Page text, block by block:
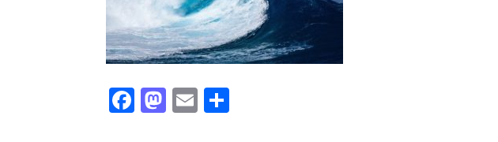
Facebook
Mastodon
Email